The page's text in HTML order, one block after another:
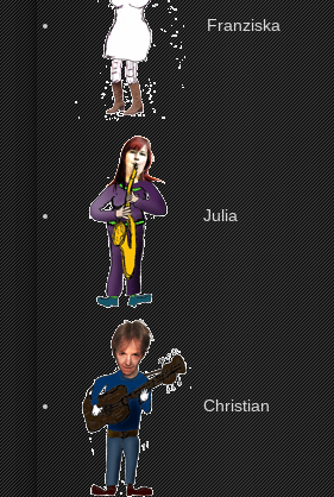
Franziska
Julia
Christian